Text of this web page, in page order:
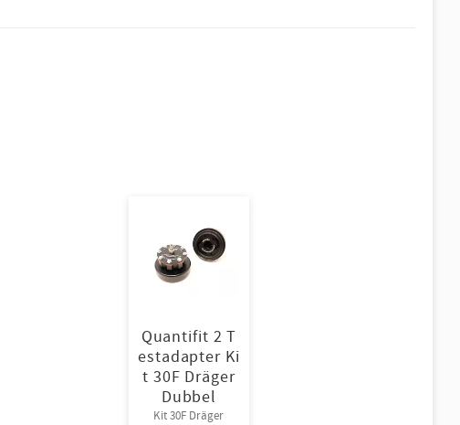
Quantifit 2 T
estadapter Ki
t 30F Dräger
Dubbel
Kit 30F Dräger